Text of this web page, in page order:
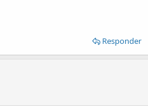
Responder